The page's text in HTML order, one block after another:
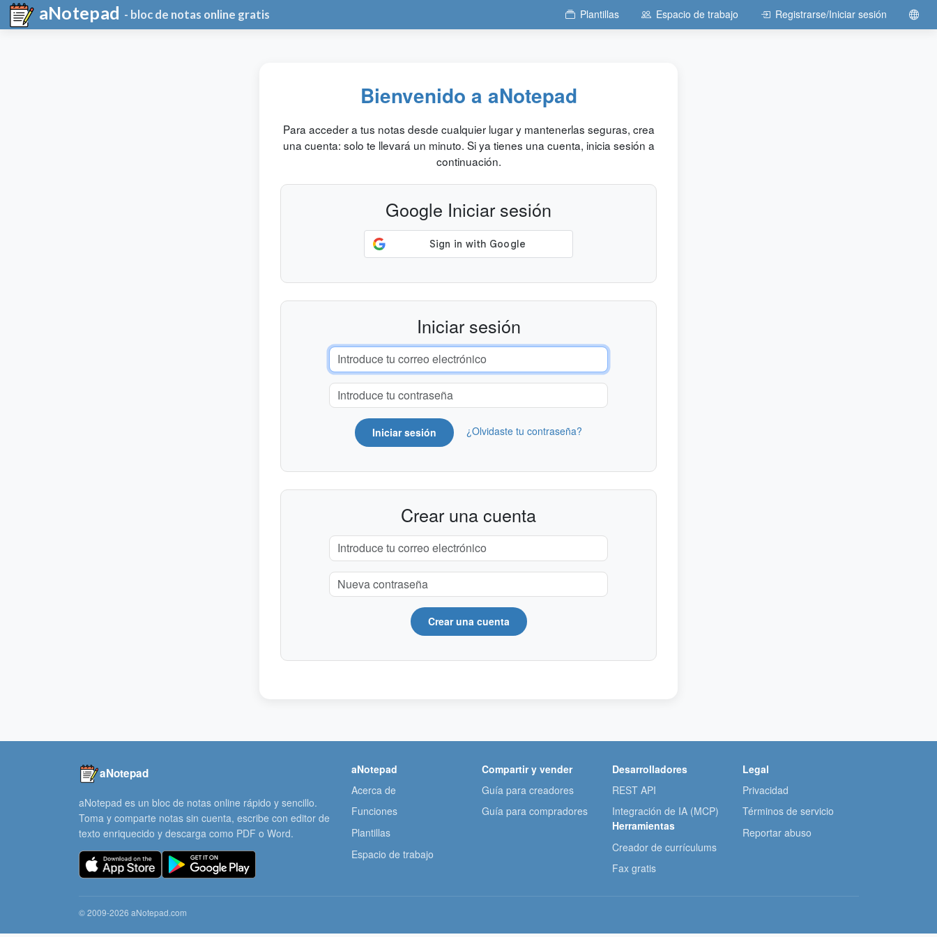
aNotepad - bloc de notas online gratis Plantillas Espacio de trabajo Registrarse/Iniciar sesión
Bienvenido a aNotepad
Para acceder a tus notas desde cualquier lugar y mantenerlas seguras, crea
una cuenta: solo te llevará un minuto. Si ya tienes una cuenta, inicia sesión a
continuación.
Google Iniciar sesión
Iniciar sesión
Iniciar sesión ¿Olvidaste tu contraseña?
Crear una cuenta
Crear una cuenta
aNotepad
aNotepad es un bloc de notas online rápido y sencillo.
Toma y comparte notas sin cuenta, escribe con editor de
texto enriquecido y descarga como PDF o Word.
aNotepad
Acerca de
Funciones
Plantillas
Espacio de trabajo
Compartir y vender
Guía para creadores
Guía para compradores
Desarrolladores
REST API
Integración de IA (MCP)
Herramientas
Creador de currículums
Fax gratis
Legal
Privacidad
Términos de servicio
Reportar abuso
© 2009-2026 aNotepad.com